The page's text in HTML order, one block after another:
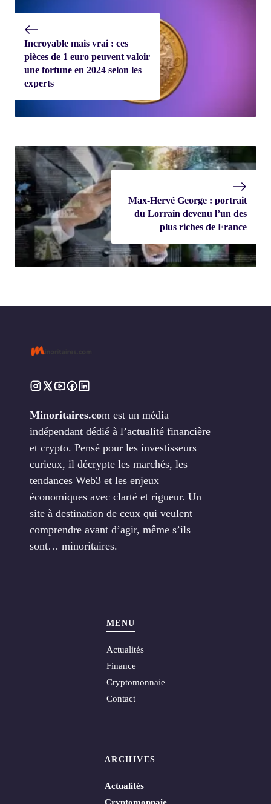
Incroyable mais vrai : ces
pièces de 1 euro peuvent valoir
une fortune en 2024 selon les
experts
Max-Hervé George : portrait
du Lorrain devenu l’un des
plus riches de France
Minoritaires.com est un média
indépendant dédié à l’actualité financière
et crypto. Pensé pour les investisseurs
curieux, il décrypte les marchés, les
tendances Web3 et les enjeux
économiques avec clarté et rigueur. Un
site à destination de ceux qui veulent
comprendre avant d’agir, même s’ils
sont… minoritaires.
MENU
Actualités
Finance
Cryptomonnaie
Contact
ARCHIVES
Actualités